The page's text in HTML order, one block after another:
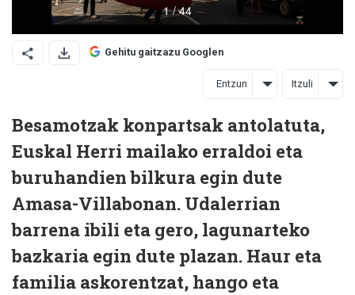
Gehitu gaitzazu Googlen
Entzun Itzuli
Besamotzak konpartsak antolatuta,
Euskal Herri mailako erraldoi eta
buruhandien bilkura egin dute
Amasa-Villabonan. Udalerrian
barrena ibili eta gero, lagunarteko
bazkaria egin dute plazan. Haur eta
familia askorentzat, hango eta